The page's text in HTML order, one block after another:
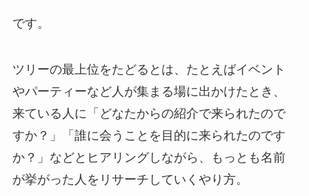
です。
ツリーの最上位をたどるとは、たとえばイベント
やパーティーなど人が集まる場に出かけたとき、
来ている人に「どなたからの紹介で来られたので
すか？」「誰に会うことを目的に来られたのです
か？」などとヒアリングしながら、もっとも名前
が挙がった人をリサーチしていくやり方。